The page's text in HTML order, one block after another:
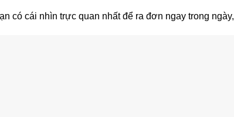
có cái nhìn trực quan nhất để ra đơn ngay trong ngày,